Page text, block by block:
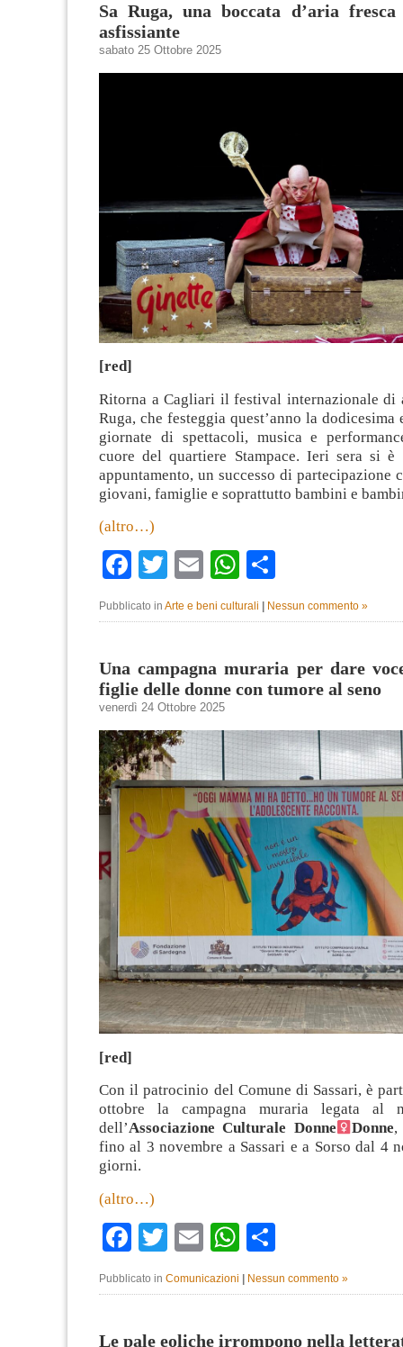
Sa Ruga, una boccata d’aria fresca
asfissiante
sabato 25 Ottobre 2025
[red]
Ritorna a Cagliari il festival internazionale di
Ruga, che festeggia quest’anno la
giornate di spettacoli, musica e
cuore del quartiere Stampace. Ieri sera si
appuntamento, un successo di partecipazione
giovani, famiglie e soprattutto bambini e
(altro…)
Facebook
TwitterEmailWhatsApp
Pubblicato in Arte e beni culturali Nessun commento »
Una campagna muraria per dare
figlie delle donne con tumore al seno
venerdì 24 Ottobre 2025
[red]
Con il patrocinio del Comune di Sassari, è
ottobre la campagna muraria legata al
dell’Associazione Culturale Donne Donne,
fino al 3 novembre a Sassari e a Sorso dal 4
giorni.
(altro…)
Facebook
TwitterEmailWhatsApp
Pubblicato in Comunicazioni | Nessun commento »
Le pale eoliche irrompono nella